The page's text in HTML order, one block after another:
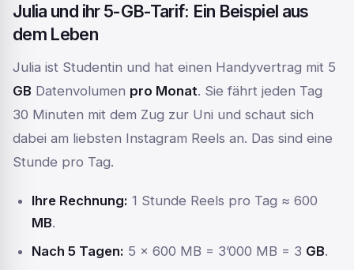
Julia und ihr 5-GB-Tarif: Ein Beispiel aus
dem Leben
Julia ist Studentin und hat einen Handyvertrag mit 5
GB Datenvolumen pro Monat. Sie fährt jeden Tag
30 Minuten mit dem Zug zur Uni und schaut sich
dabei am liebsten Instagram Reels an. Das sind eine
Stunde pro Tag.
Ihre Rechnung: 1 Stunde Reels pro Tag ≈ 600
MB.
Nach 5 Tagen: 5 x 600 MB = 3’000 MB = 3 GB.